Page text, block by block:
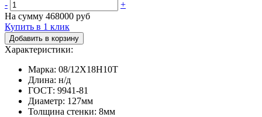
-
+
На сумму 468000 руб
Купить в 1 клик
Добавить в корзину
Характеристики:
Марка: 08/12Х18Н10Т
Длина: н/д
ГОСТ: 9941-81
Диаметр: 127мм
Толщина стенки: 8мм